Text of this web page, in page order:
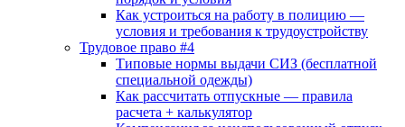
Как устроиться на работу в полицию —
условия и требования к трудоустройству
Трудовое право #4
Типовые нормы выдачи СИЗ (бесплатной
специальной одежды)
Как рассчитать отпускные — правила
расчета + калькулятор